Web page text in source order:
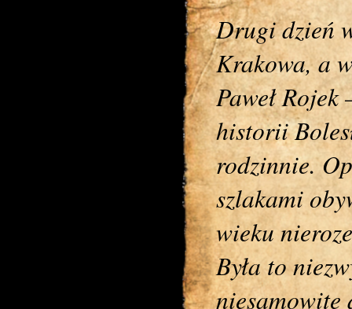
Drugi dzień
Krakowa, a
Paweł
historii
rodzinnie.
szlakami
wieku
Była to
niesamowite